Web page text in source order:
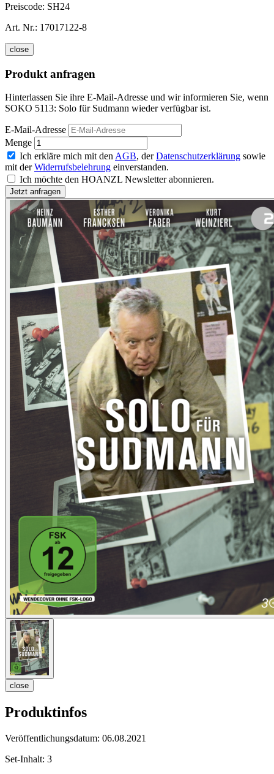
Preiscode: SH24
Art. Nr.: 17017122-8
close
Produkt anfragen
Hinterlassen Sie ihre E-Mail-Adresse und wir informieren Sie, wenn
SOKO 5113: Solo für Sudmann wieder verfügbar ist.
E-Mail-Adresse
Menge
Ich erkläre mich mit den AGB, derDatenschutzerklärung sowie
mit derWiderrufsbelehrung einverstanden.
Ich möchte den HOANZL Newsletter abonnieren.
close
Produktinfos
Veröffentlichungsdatum: 06.08.2021
Set-Inhalt: 3